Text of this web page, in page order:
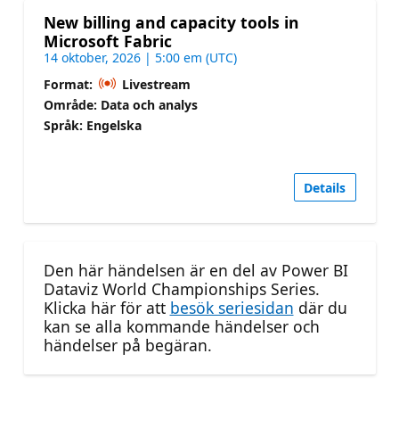
New billing and capacity tools in
Microsoft Fabric
14 oktober, 2026 | 5:00 em (UTC)
Format:
Livestream
Område: Data och analys
Språk: Engelska
Details
Den här händelsen är en del av Power BI
Dataviz World Championships Series.
Klicka här för att besök seriesidan där du
kan se alla kommande händelser och
händelser på begäran.